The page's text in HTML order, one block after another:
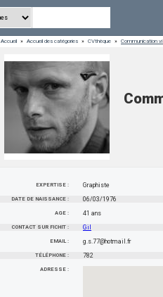
Accueil » Accueil des catégories » CVthèque » Communication
EXPERTISE : Graphiste
DATE DE NAISSANCE : 06/03/1976
AGE : 41 ans
CONTACT SUR FICHIT : Gil
EMAIL : g.s.77@hotmail.fr
TÉLÉPHONE : 782
ADRESSE :